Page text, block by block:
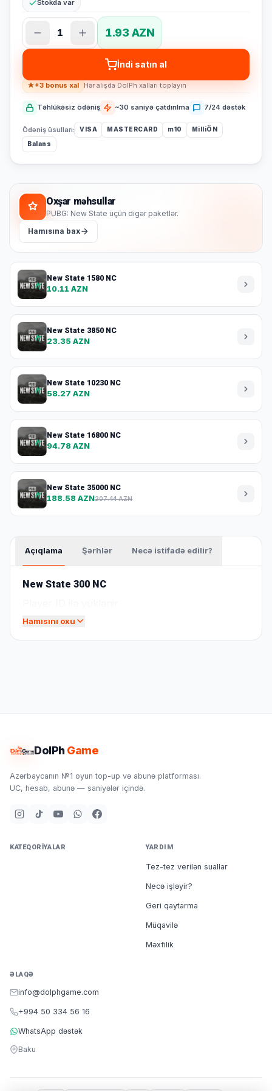
Stokda var
1 1.93 AZN
İndi satın al
+3 bonus xal Hər alışda DolPh xalları toplayın
Təhlükəsiz ödəniş ~30 saniyə çatdırılma 7/24 dəstək
Ödəniş üsulları: VISA MASTERCARD m10
MilliÖN
Balans
Oxşar məhsullar
PUBG: New State üçün digər paketlər.
Hamısına bax
New State 1580 NC
10.11 AZN
New State 3850 NC
23.35 AZN
New State 10230 NC
58.27 AZN
New State 16800 NC
94.78 AZN
New State 35000 NC
188.58 AZN207.44 AZN
Açıqlama Şərhlər Necə istifadə edilir?
New State 300 NC
Hamısını oxu
DolPhGame
Azərbaycanın №1 oyun top-up və abunə platforması.
UC, hesab, abunə — saniyələr içində.
KATEQORIYALAR YARDIM
Tez-tez verilən suallar
Necə işləyir?
Geri qaytarma
Müqavilə
Məxfilik
ƏLAQƏ
info@dolphgame.com
+994 50 334 56 16
WhatsApp dəstək
Baku